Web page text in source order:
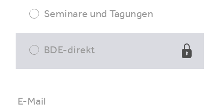
Seminare und Tagungen
BDE-direkt